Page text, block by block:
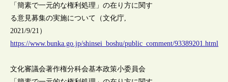
「簡素で一元的な権利処理」の在り方に関す
る意見募集の実施について（文化庁,
2021/9/21）
https://www.bunka.go.jp/shinsei_boshu/public_comment/93389201.html
文化審議会著作権分科会基本政策小委員会